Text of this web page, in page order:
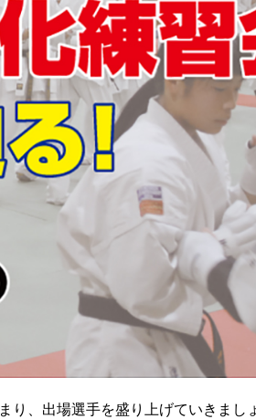
り、出場選手を盛り上げていきまし